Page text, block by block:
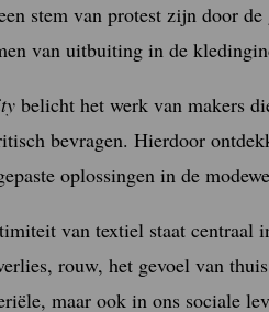
stem van protest zijn door
van uitbuiting in de
belicht het werk van makers
bevragen. Hierdoor
oplossingen in de
van textiel staat centraal
rouw, het gevoel van
maar ook in ons sociale